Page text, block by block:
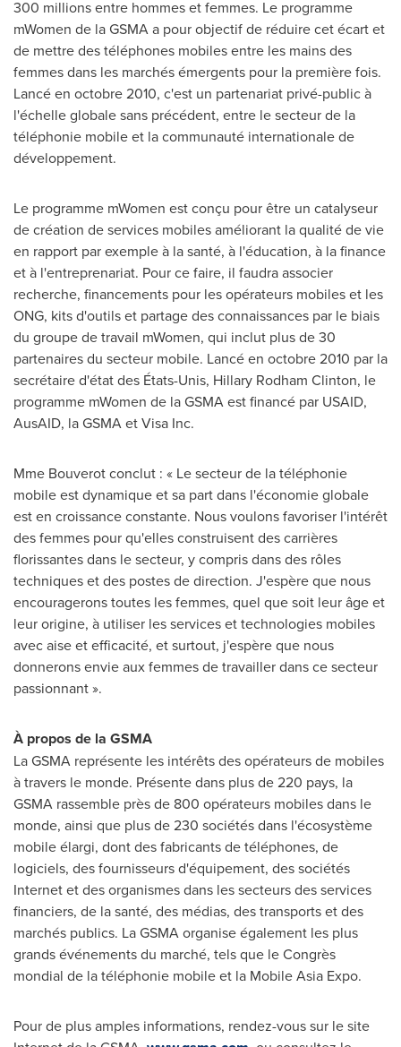
300 millions entre hommes et femmes. Le programme
mWomen de la GSMA a pour objectif de réduire cet écart et
de mettre des téléphones mobiles entre les mains des
femmes dans les marchés émergents pour la première fois.
Lancé en octobre 2010, c'est un partenariat privé-public à
l'échelle globale sans précédent, entre le secteur de la
téléphonie mobile et la communauté internationale de
développement.
Le programme mWomen est conçu pour être un catalyseur
de création de services mobiles améliorant la qualité de vie
en rapport par exemple à la santé, à l'éducation, à la finance
et à l'entreprenariat. Pour ce faire, il faudra associer
recherche, financements pour les opérateurs mobiles et les
ONG, kits d'outils et partage des connaissances par le biais
du groupe de travail mWomen, qui inclut plus de 30
partenaires du secteur mobile. Lancé en octobre 2010 par la
secrétaire d'état des États-Unis, Hillary Rodham Clinton, le
programme mWomen de la GSMA est financé par USAID,
AusAID, la GSMA et Visa Inc.
Mme Bouverotconclut : « Le secteur de la téléphonie
mobile est dynamique et sa part dans l'économie globale
est en croissance constante. Nous voulons favoriser l'intérêt
des femmes pour qu'elles construisent des carrières
florissantes dans le secteur, y compris dans des rôles
techniques et des postes de direction. J'espère que nous
encouragerons toutes les femmes, quel que soit leur âge et
leur origine, à utiliser les services et technologies mobiles
avec aise et efficacité, et surtout, j'espère que nous
donnerons envie aux femmes de travailler dans ce secteur
passionnant ».
À propos de la GSMA
La GSMA représente les intérêts des opérateurs de mobiles
à travers le monde. Présente dans plus de 220 pays, la
GSMA rassemble près de 800 opérateurs mobiles dans le
monde, ainsi que plus de 230 sociétés dans l'écosystème
mobile élargi, dont des fabricants de téléphones, de
logiciels, des fournisseurs d'équipement, des sociétés
Internet et des organismes dans les secteurs des services
financiers, de la santé, des médias, des transports et des
marchés publics. La GSMA organise également les plus
grands événements du marché, tels que le Congrès
mondial de la téléphonie mobile et la Mobile Asia Expo.
Pour de plus amples informations, rendez-vous sur le site